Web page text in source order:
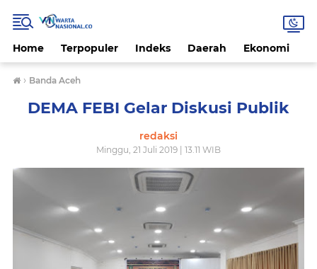
Home Terpopuler Indeks Daerah Ekonomi
› Banda Aceh
DEMA FEBI Gelar Diskusi Publik
redaksi
Minggu, 21 Juli 2019 | 13.11 WIB